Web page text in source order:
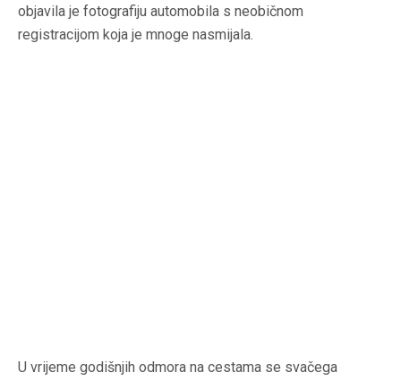
objavila je fotografiju automobila s neobičnom
registracijom koja je mnoge nasmijala.
U vrijeme godišnjih odmora na cestama se svačega